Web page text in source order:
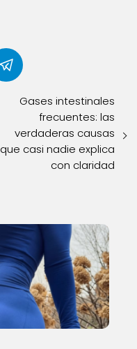
Gases intestinales
frecuentes: las
verdaderas causas
que casi nadie explica
con claridad